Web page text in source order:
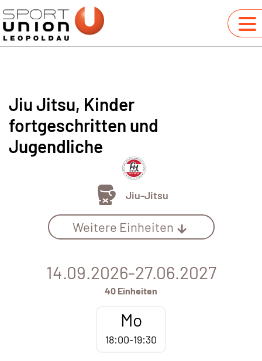
Jiu Jitsu, Kinder
fortgeschritten und
Jugendliche
Jiu-Jitsu
Weitere Einheiten
14.09.2026-27.06.2027
40 Einheiten
Mo
18:00-19:30